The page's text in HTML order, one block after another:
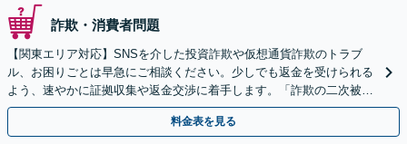
詐欺・消費者問題
【関東エリア対応】SNSを介した投資詐欺や仮想通貨詐欺のトラブ
ル、お困りごとは早急にご相談ください。少しでも返金を受けられる
よう、速やかに証拠収集や返金交渉に着手します。「詐欺の二次被
害」のご相談も対応します【初回相談無料】【Web相談可】
料金表を見る